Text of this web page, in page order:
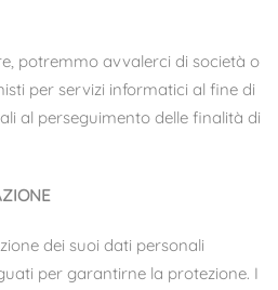
potremmo avvalerci di società o
per servizi informatici al fine di
al perseguimento delle finalità di
dei suoi dati personali
per garantirne la protezione. I